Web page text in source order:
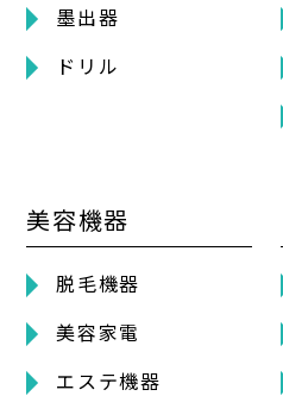
墨出器
ドリル
美容機器
脱毛機器
美容家電
エステ機器